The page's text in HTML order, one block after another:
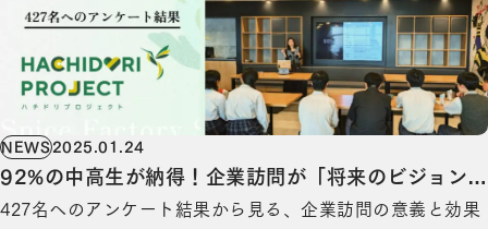
NEWS2025.01.24
92%の中高生が納得！企業訪問が「将来のビジョン形
成」に役立つと回答
427名へのアンケート結果から見る、企業訪問の意義と効果